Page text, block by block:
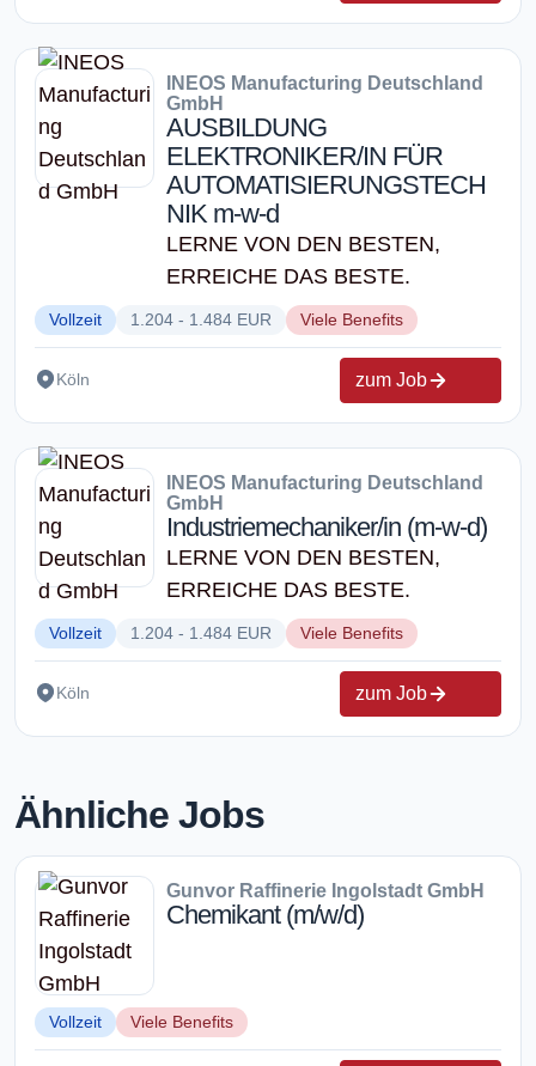
INEOS Manufacturing Deutschland
GmbH
AUSBILDUNG
ELEKTRONIKER/IN FÜR
AUTOMATISIERUNGSTECH
NIK m-w-d
LERNE VON DEN BESTEN,
ERREICHE DAS BESTE.
Vollzeit 1.204 - 1.484 EUR Viele Benefits
Köln zum Job
INEOS Manufacturing Deutschland
GmbH
Industriemechaniker/in (m-w-d)
LERNE VON DEN BESTEN,
ERREICHE DAS BESTE.
Vollzeit 1.204 - 1.484 EUR Viele Benefits
Köln zum Job
Ähnliche Jobs
Gunvor Raffinerie Ingolstadt GmbH
Chemikant (m/w/d)
Vollzeit Viele Benefits